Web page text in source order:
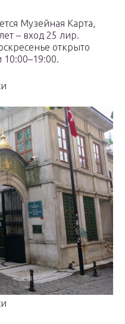
Музейная Карта,
– вход 25 лир.
открыто
10:00–19:00.